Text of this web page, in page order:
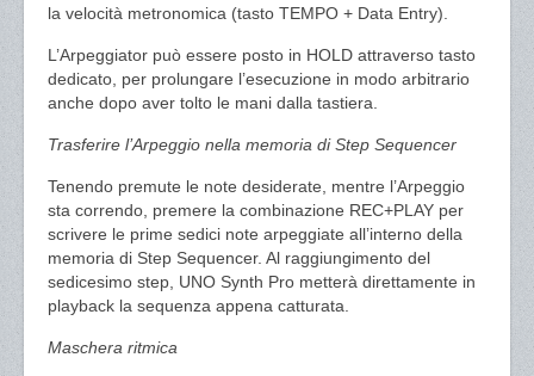
la velocità metronomica (tasto TEMPO + Data Entry).
L’Arpeggiator può essere posto in HOLD attraverso tasto
dedicato, per prolungare l’esecuzione in modo arbitrario
anche dopo aver tolto le mani dalla tastiera.
Trasferire l’Arpeggio nella memoria di Step Sequencer
Tenendo premute le note desiderate, mentre l’Arpeggio
sta correndo, premere la combinazione REC+PLAY per
scrivere le prime sedici note arpeggiate all’interno della
memoria di Step Sequencer. Al raggiungimento del
sedicesimo step, UNO Synth Pro metterà direttamente in
playback la sequenza appena catturata.
Maschera ritmica